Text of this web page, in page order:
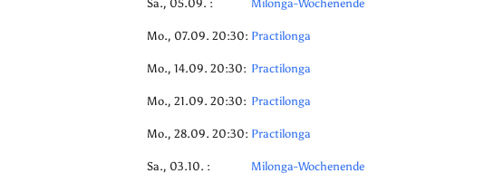
Sa., 05.09. : Milonga-Wochenende
Mo., 07.09. 20:30: Practilonga
Mo., 14.09. 20:30: Practilonga
Mo., 21.09. 20:30: Practilonga
Mo., 28.09. 20:30: Practilonga
Sa., 03.10. : Milonga-Wochenende